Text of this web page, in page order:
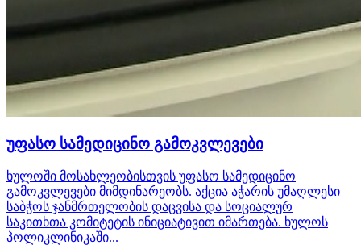
უფასო სამედიცინო გამოკვლევები
ხულოში მოსახლეობისთვის უფასო სამედიცინო
გამოკვლევები მიმდინარეობს. აქცია აჭარის უმაღლესი
საბჭოს ჯანმრთელობის დაცვისა და სოციალურ
საკითხთა კომიტეტის ინიციატივით იმართება. ხულოს
პოლიკლინიკაში...